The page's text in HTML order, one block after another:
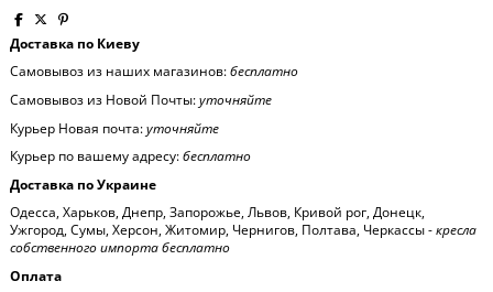
Доставка по Киеву
Самовывоз из наших магазинов:бесплатно
Самовывоз из Новой Почты:уточняйте
Курьер Новая почта:уточняйте
Курьер по вашему адресу:бесплатно
Доставка по Украине
Одесса, Харьков, Днепр, Запорожье, Львов, Кривой рог, Донецк,
Ужгород, Сумы, Херсон, Житомир, Чернигов, Полтава, Черкассы -кресла
собственного импорта бесплатно
Оплата